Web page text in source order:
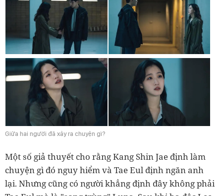
Giữa hai người đã xảy ra chuyện gì?
Một số giả thuyết cho rằng Kang Shin Jae định làm
chuyện gì đó nguy hiểm và Tae Eul định ngăn anh
lại. Nhưng cũng có người khẳng định đây không phải